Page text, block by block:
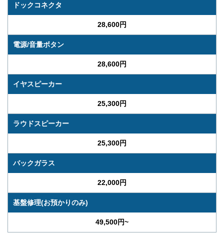
ドックコネクタ
28,600円
電源/音量ボタン
28,600円
イヤスピーカー
25,300円
ラウドスピーカー
25,300円
バックガラス
22,000円
基盤修理(お預かりのみ)
49,500円~